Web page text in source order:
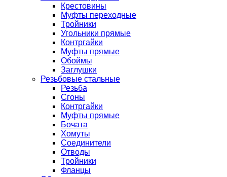
Крестовины
Муфты переходные
Тройники
Угольники прямые
Контргайки
Муфты прямые
Обоймы
Заглушки
Резьбовые стальные
Резьба
Сгоны
Контргайки
Муфты прямые
Бочата
Хомуты
Соединители
Отводы
Тройники
Фланцы